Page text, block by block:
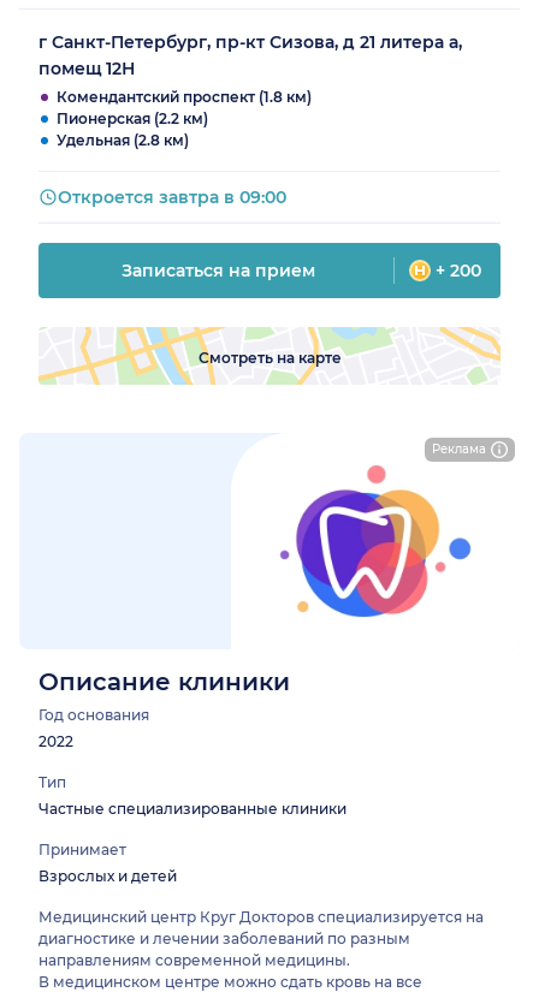
Реклама
г Санкт-Петербург, пр-кт Сизова, д 21 литера а,
помещ 12Н
Комендантский проспект (1.8 км)
Пионерская (2.2 км)
Удельная (2.8 км)
Откроется завтра в 09:00
Записаться на прием + 200
Смотреть на карте
Описание клиники
Год основания
2022
Тип
Частные специализированные клиники
Принимает
Взрослых и детей
Медицинский центр Круг Докторов специализируется на
диагностике и лечении заболеваний по разным
направлениям современной медицины.
В медицинском центре можно сдать кровь на все